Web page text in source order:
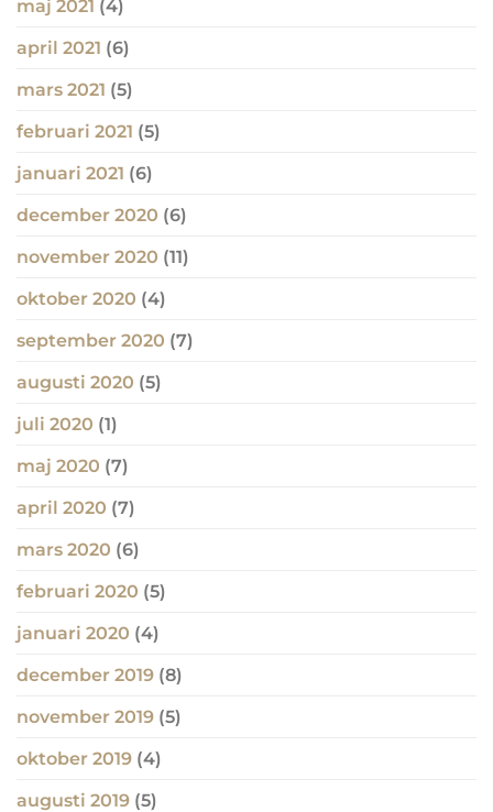
maj 2021 (4)
april 2021 (6)
mars 2021 (5)
februari 2021 (5)
januari 2021 (6)
december 2020 (6)
november 2020 (11)
oktober 2020 (4)
september 2020 (7)
augusti 2020 (5)
juli 2020 (1)
maj 2020 (7)
april 2020 (7)
mars 2020 (6)
februari 2020 (5)
januari 2020 (4)
december 2019 (8)
november 2019 (5)
oktober 2019 (4)
augusti 2019 (5)